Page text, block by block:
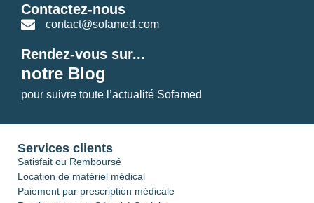
Contactez-nous
contact@sofamed.com
Rendez-vous sur...
notre Blog
pour suivre toute l’actualité Sofamed
Services clients
Satisfait ou Remboursé
Location de matériel médical
Paiement par prescription médicale